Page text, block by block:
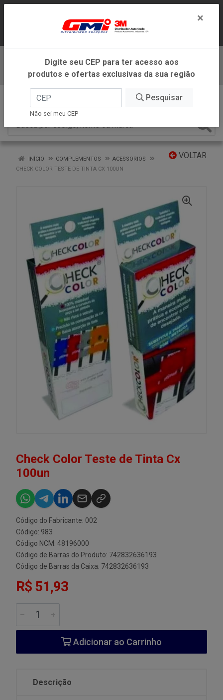
ATENDIMENTO DENTRO DO ESTADO DE
MINAS GERAIS.
Baixe já nosso APP
VOLTAR
INÍCIO COMPLEMENTOS
ACESSORIOS
CHECK COLOR TESTE DE TINTA CX 100UN
Check Color Teste de Tinta Cx
100un
Código do Fabricante: 002
Código: 983
Código NCM: 48196000
Código de Barras do Produto: 742832636193
Código de Barras da Caixa: 742832636193
R$ 51,93
Adicionar ao Carrinho
Descrição
×
Digite seu CEP para ter acesso aos
produtos e ofertas exclusivas da sua região
Pesquisar
Não sei meu CEP